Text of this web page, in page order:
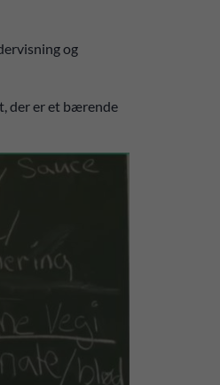
og
der er et bærende